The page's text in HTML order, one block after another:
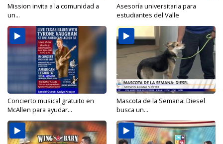
Mission invita a la comunidad a
un...
Asesoría universitaria para
estudiantes del Valle
Concierto musical gratuito en
McAllen para ayudar...
Mascota de la Semana: Diesel
busca un...